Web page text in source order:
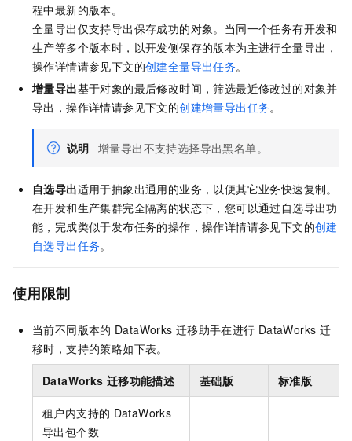
程中最新的版本。
全量导出仅支持导出保存成功的对象。当同一个任务有开发和
生产等多个版本时，以开发侧保存的版本为主进行全量导出，
操作详情请参见下文的创建全量导出任务。
增量导出基于对象的最后修改时间，筛选最近修改过的对象并
导出，操作详情请参见下文的创建增量导出任务。
说明 增量导出不支持选择导出黑名单。
自选导出适用于抽象出通用的业务，以便其它业务快速复制。
在开发和生产集群完全隔离的状态下，您可以通过自选导出功
能，完成类似于发布任务的操作，操作详情请参见下文的创建
自选导出任务。
使用限制
当前不同版本的 DataWorks 迁移助手在进行 DataWorks 迁
移时，支持的策略如下表。
DataWorks 迁移功能描述 基础版 标准版
租户内支持的 DataWorks
导出包个数